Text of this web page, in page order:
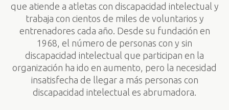
que atiende a atletas con discapacidad intelectual y
trabaja con cientos de miles de voluntarios y
entrenadores cada año. Desde su fundación en
1968, el número de personas con y sin
discapacidad intelectual que participan en la
organización ha ido en aumento, pero la necesidad
insatisfecha de llegar a más personas con
discapacidad intelectual es abrumadora.